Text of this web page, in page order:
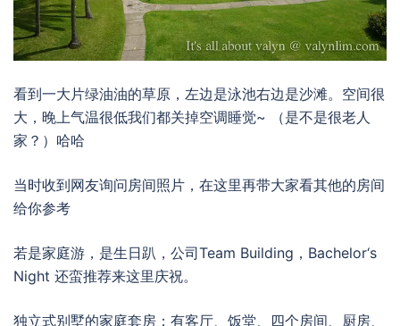
看到一大片绿油油的草原，左边是泳池右边是沙滩。空间很
大，晚上气温很低我们都关掉空调睡觉~ （是不是很老人
家？）哈哈
当时收到网友询问房间照片，在这里再带大家看其他的房间
给你参考
若是家庭游，是生日趴，公司Team Building，Bachelor‘s
Night 还蛮推荐来这里庆祝。
独立式别墅的家庭套房：有客厅、饭堂、四个房间、厨房、